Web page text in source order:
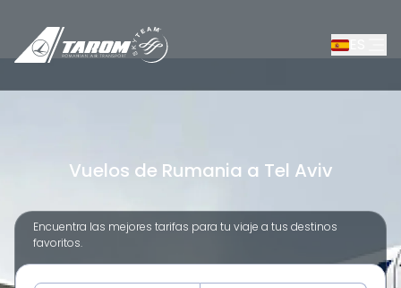
Vuelos de Rumania a Tel Aviv
Encuentra las mejores tarifas para tu viaje a tus destinos
favoritos.